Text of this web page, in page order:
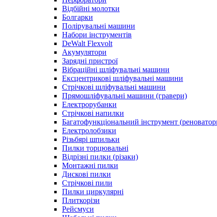
Відбійні молотки
Болгарки
Полірувальні машини
Набори інструментів
DeWalt Flexvolt
Акумулятори
Зарядні пристрої
Вібраційні шліфувальні машини
Ексцентрикові шліфувальні машини
Стрічкові шліфувальні машини
Прямошліфувальні машини (гравери)
Електрорубанки
Стрічкові напилки
Багатофункціональний інструмент
Електролобзики
Різьбярі шпильки
Пилки торцювальні
Відрізні пилки (різаки)
Монтажні пилки
Дискові пилки
Стрічкові пили
Пилки циркулярні
Плиткорізи
Рейсмуси